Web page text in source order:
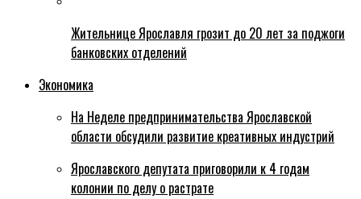
Жительнице Ярославля грозит до 20 лет за поджоги
банковских отделений
Экономика
На Неделе предпринимательства Ярославской
области обсудили развитие креативных индустрий
Ярославского депутата приговорили к 4 годам
колонии по делу о растрате